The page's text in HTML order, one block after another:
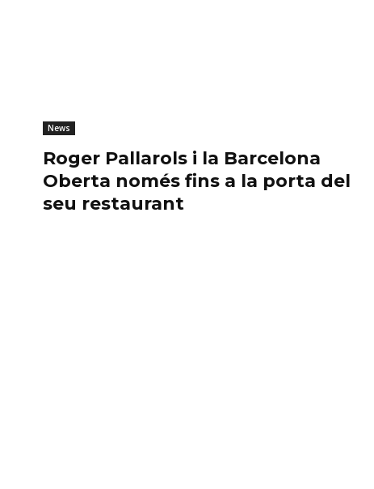
News
Roger Pallarols i la Barcelona
Oberta només fins a la porta del
seu restaurant